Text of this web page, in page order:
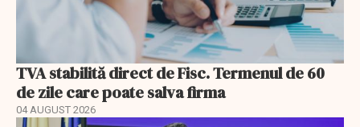
TVA stabilită direct de Fisc. Termenul de 60
de zile care poate salva firma
04 AUGUST 2026